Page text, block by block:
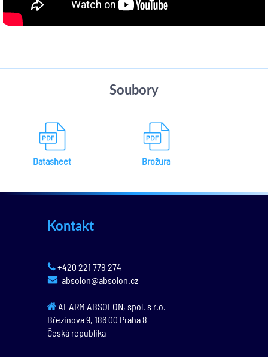
Soubory
Datasheet Brožura
Kontakt
+420 221 778 274
absolon@absolon.cz
ALARM ABSOLON, spol. s r.o.
Březinova 9, 186 00 Praha 8
Česká republika